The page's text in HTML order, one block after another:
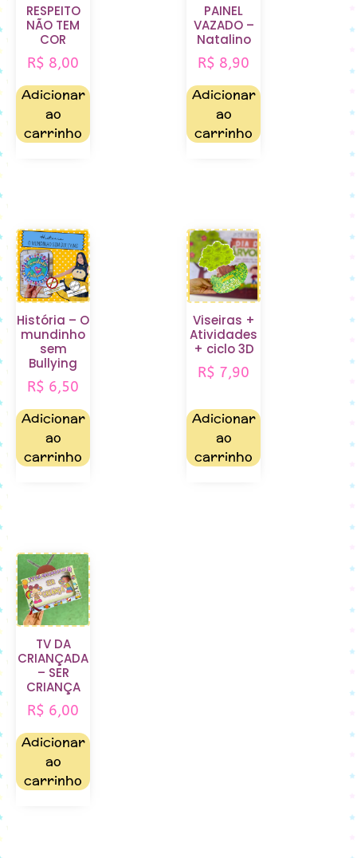
RESPEITO
NÃO TEM
COR
R$ 8,00
Adicionar
ao
carrinho
PAINEL
VAZADO –
Natalino
R$ 8,90
Adicionar
ao
carrinho
História – O
mundinho
sem
Bullying
R$ 6,50
Adicionar
ao
carrinho
Viseiras +
Atividades
+ ciclo 3D
R$ 7,90
Adicionar
ao
carrinho
TV DA
CRIANÇADA
– SER
CRIANÇA
R$ 6,00
Adicionar
ao
carrinho